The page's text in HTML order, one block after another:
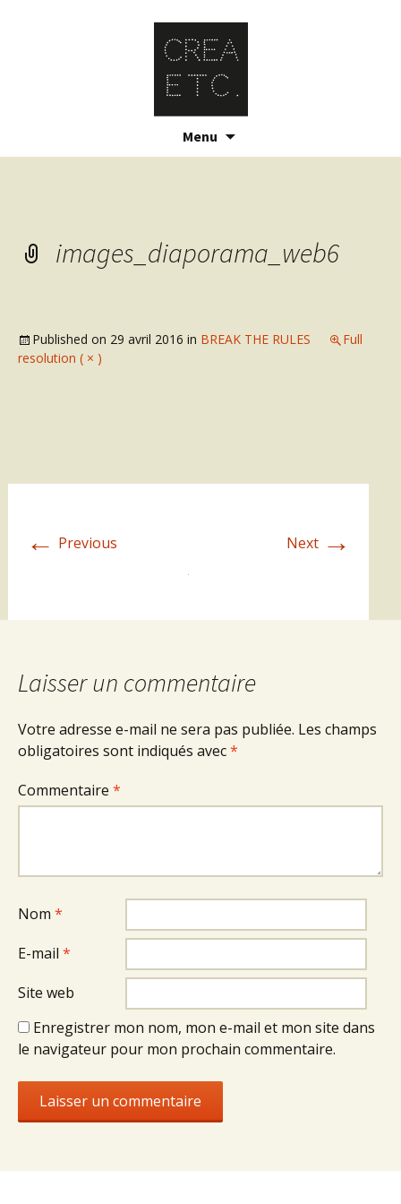
Menu
images_diaporama_web6
Published on 29 avril 2016 in BREAK THE RULES
Full
resolution ( × )
← Previous Next →
Laisser un commentaire
Votre adresse e-mail ne sera pas publiée. Les champs
obligatoires sont indiqués avec*
Commentaire *
Nom *
E-mail *
Site web
Enregistrer mon nom, mon e-mail et mon site dans
le navigateur pour mon prochain commentaire.